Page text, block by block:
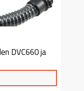
DVC660 ja